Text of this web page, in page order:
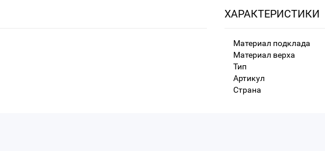
ХАРАКТЕРИСТИКИ
Материал подклада
Материал верха
Тип
Артикул
Страна